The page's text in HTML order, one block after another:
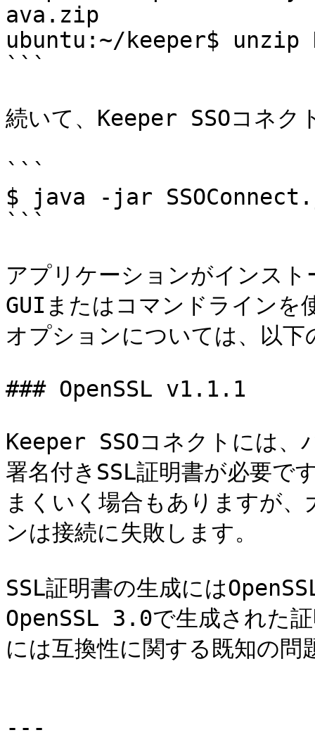
ava.zip
ubuntu:~/keeper$ unzip
```
続いて、Keeper SSOコネク
```
$ java -jar
```
アプリケーションがインス
GUIまたはコマンドラインを
オプションについては、以
### OpenSSL v1.1.1
Keeper SSOコネクトには、
署名付きSSL証明書が必要で
まくいく場合もありますが
ンは接続に失敗します。
SSL証明書の生成には
OpenSSL 3.0で生成された
には互換性に関する既知の問
---